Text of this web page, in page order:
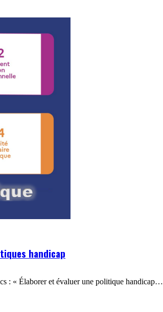
handicap
: « Élaborer et évaluer une politique handicap…